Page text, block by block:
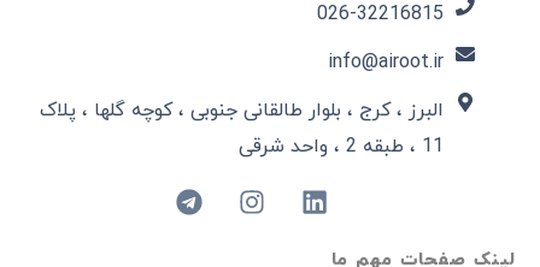
لینک صفحات مهم ما
026-32216815​
info@airoot.ir
البرز ، کرج ، بلوار طالقانی جنوبی ، کوچه گلها ، پلاک
11 ، طبقه 2 ، واحد شرقی